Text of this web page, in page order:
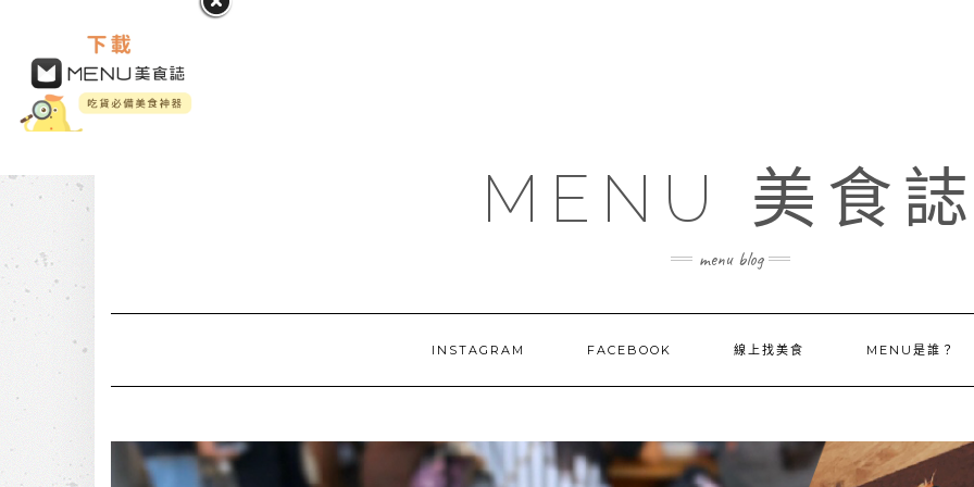
MENU 美食
menu blog
INSTAGRAM FACEBOOK 線上找美食 MENU是誰？